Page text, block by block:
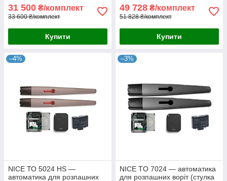
31 500 ₴/комплект
33 600 ₴/комплект
Купити
49 728 ₴/комплект
51 828 ₴/комплект
Купити
–4%
NICE ТО 5024 HS —
автоматика для розпашних
–3%
NICE TO 7024 — автоматика
для розпашних воріт (стулка